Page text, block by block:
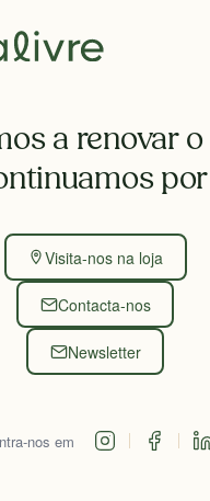
a renovar
Visita-nos na loja
Contacta-nos
Newsletter
nos em